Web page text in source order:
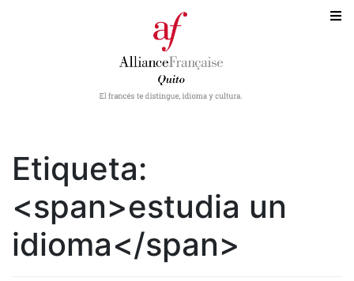
Etiqueta:
<span>estudia un
idioma</span>